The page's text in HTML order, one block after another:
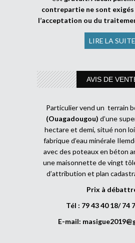
contrepartie ne sont exigés
l’acceptation ou du
LIRE LA SUITE
AVIS DE
Particulier vend un terrain
(Ouagadougou) d’une
hectare et demi, situé non
fabrique d’eau minérale
avec des poteaux en béton
une maisonnette de vingt
d’attribution et plan
Prix à
Tél : 79 43 40 18/ 74
E-mail: